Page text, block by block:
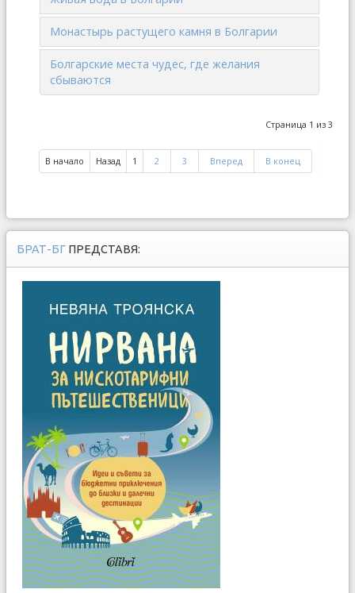
Монастырь растущего камня в Болгарии
Болгарские места чудес, где желания
сбываются
Страница 1 из 3
В начало Назад 1 2 3 Вперед В конец
БРАТ-БГ ПРЕДСТАВЯ: